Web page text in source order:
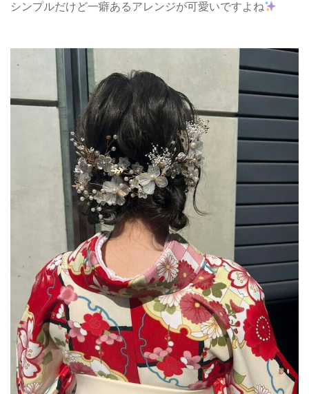
シンプルだけど一癖あるアレンジが可愛いですよね